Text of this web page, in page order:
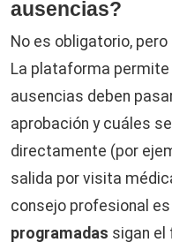
ausencias?
No es obligatorio, pero
La plataforma
ausencias deben
aprobación y cuáles
directamente (por
salida por visita
consejo profesional
programadas sigan el